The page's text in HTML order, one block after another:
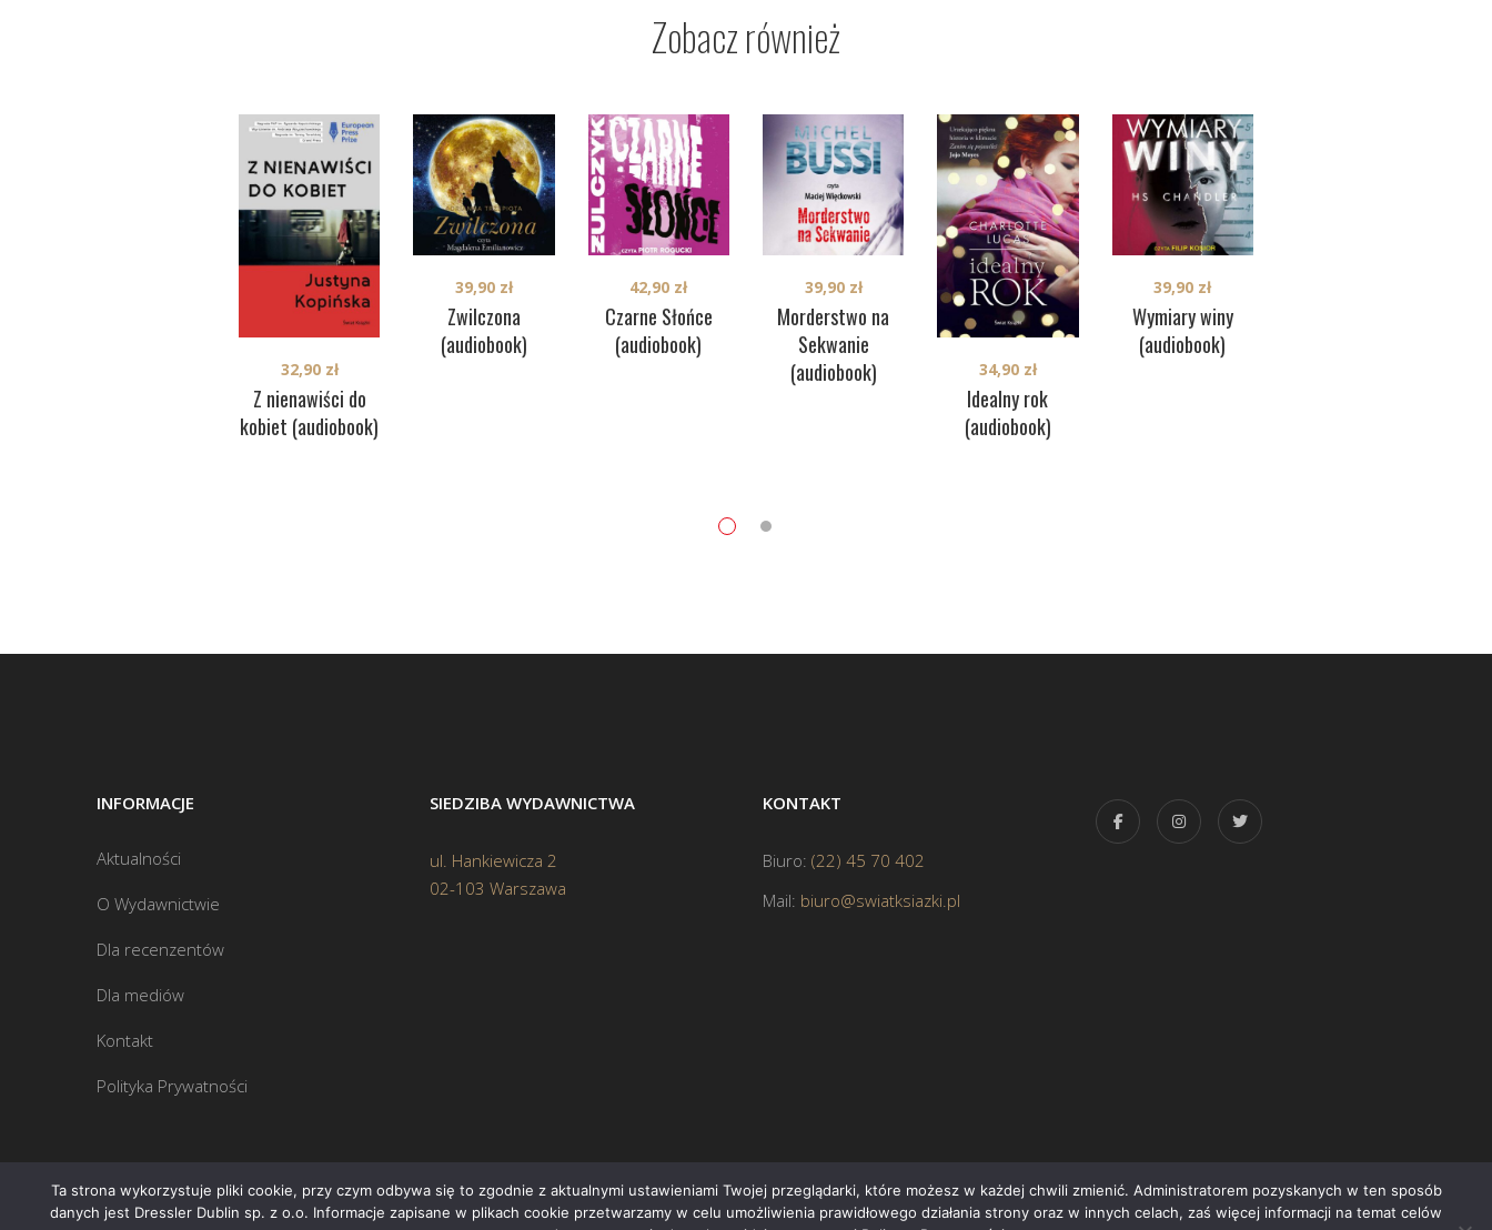
Zobacz również
Z nienawiści do
kobiet (audiobook)
32,90 zł
Zwilczona
(audiobook)
39,90 zł
Czarne Słońce
(audiobook)
42,90 zł
Morderstwo na
Sekwanie
(audiobook)
39,90 zł
Idealny rok
(audiobook)
34,90 zł
Wymiary winy
(audiobook)
39,90 zł
INFORMACJE
Aktualności
O Wydawnictwie
Dla recenzentów
Dla mediów
Kontakt
Polityka Prywatności
SIEDZIBA WYDAWNICTWA
ul. Hankiewicza 2
02-103 Warszawa
KONTAKT
Biuro: (22) 45 70 402
Mail: biuro@swiatksiazki.pl
Ta strona wykorzystuje pliki cookie, przy czym odbywa się to zgodnie z aktualnymi ustawieniami Twojej przeglądarki, które możesz w każdej chwili zmienić. Administratorem pozyskanych w ten sposób
danych jest Dressler Dublin sp. z o.o. Informacje zapisane w plikach cookie przetwarzamy w celu umożliwienia prawidłowego działania strony oraz w innych celach, zaś więcej informacji na temat celów